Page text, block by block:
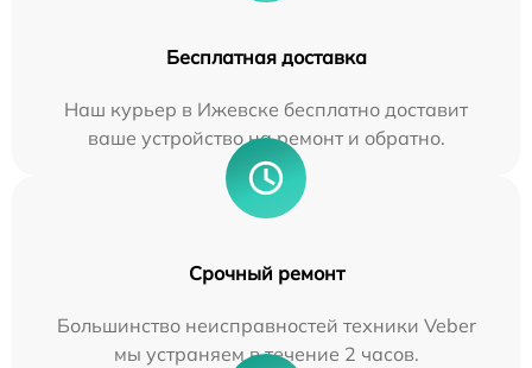
Бесплатная доставка
Наш курьер в Ижевске бесплатно доставит
ваше устройство на ремонт и обратно.
Срочный ремонт
Большинство неисправностей техники Veber
мы устраняем в течение 2 часов.